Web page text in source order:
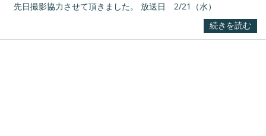
先日撮影協力させて頂きました。 放送日 2/21（水）
続きを読む